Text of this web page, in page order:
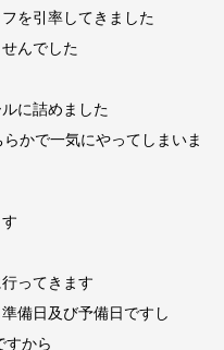
を引率してきました
んでした
に詰めました
かで一気にやってしまいま
ってきます
備日及び予備日ですし
すから